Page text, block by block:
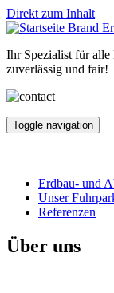
Direkt zum Inhalt
Brand
Ihr Spezialist für alle
zuverlässig und fair!
Toggle navigation
Erdbau- und
Unser
Referenzen
Über uns